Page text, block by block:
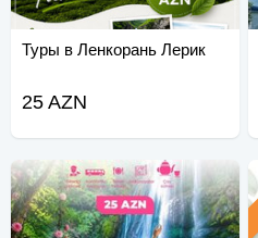
Туры в Ленкорань Лерик
25 AZN